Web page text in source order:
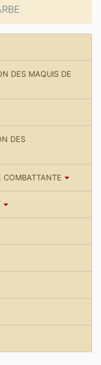
DES MAQUIS DE
DES
COMBATTANTE